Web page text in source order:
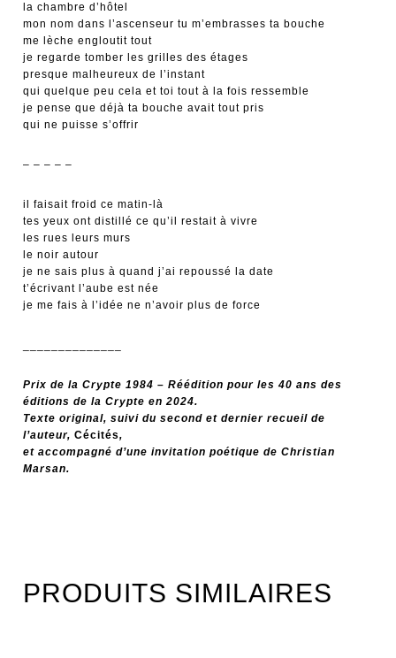
la chambre d’hôtel
mon nom dans l’ascenseur tu m’embrasses ta bouche
me lèche engloutit tout
je regarde tomber les grilles des étages
presque malheureux de l’instant
qui quelque peu cela et toi tout à la fois ressemble
je pense que déjà ta bouche avait tout pris
qui ne puisse s’offrir
– – – – –
il faisait froid ce matin-là
tes yeux ont distillé ce qu’il restait à vivre
les rues leurs murs
le noir autour
je ne sais plus à quand j’ai repoussé la date
t’écrivant l’aube est née
je me fais à l’idée ne n’avoir plus de force
Prix de la Crypte 1984 – Réédition pour les 40 ans des
éditions de la Crypte en 2024.
Texte original, suivi du second et dernier recueil de
l’auteur,Cécités,
et accompagné d’une invitation poétique de Christian
Marsan.
PRODUITS SIMILAIRES